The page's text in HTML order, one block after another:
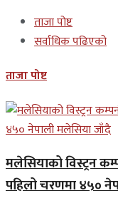
ताजा पोष्ट
सर्वाधिक पढिएको
ताजा पोष्ट
मलेसियाको विस्ट्रन
पहिलो चरणमा ४५०